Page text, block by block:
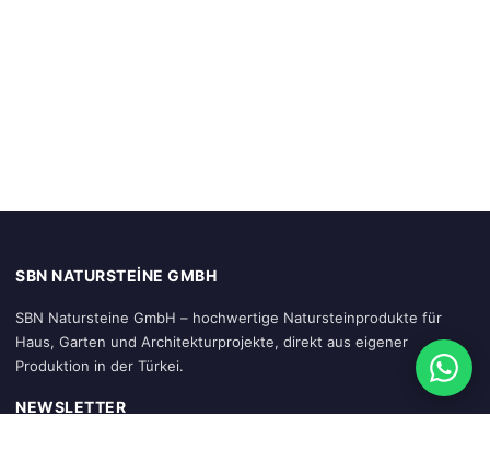
SBN NATURSTEINE GMBH
SBN Natursteine GmbH – hochwertige Natursteinprodukte für
Haus, Garten und Architekturprojekte, direkt aus eigener
Produktion in der Türkei.
NEWSLETTER